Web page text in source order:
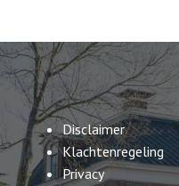
Disclaimer
Klachtenregeling
Privacy